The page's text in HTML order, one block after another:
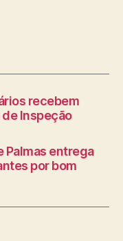
recebem
Inspeção
Palmas entrega
por bom